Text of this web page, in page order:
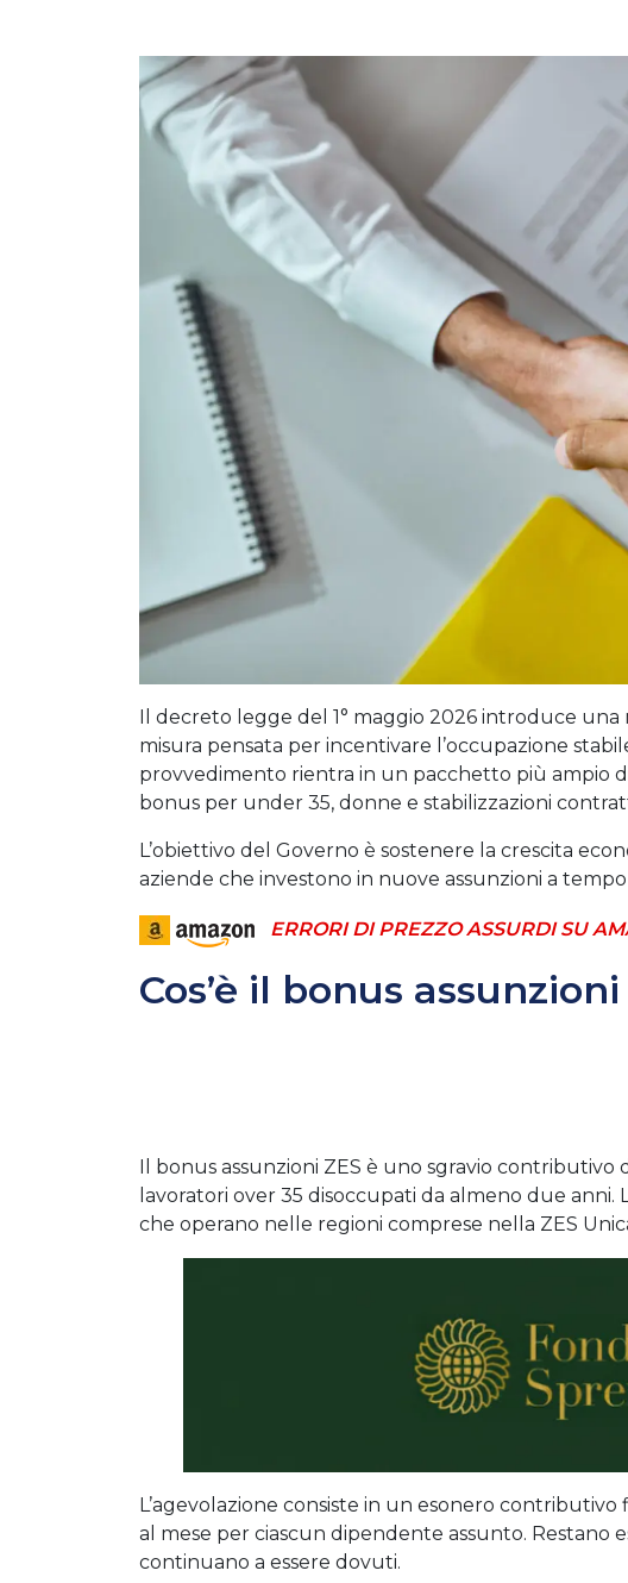
Il decreto legge del 1° maggio 2026 introduce una
misura pensata per incentivare l’occupazione
provvedimento rientra in un pacchetto più ampio
bonus per under 35, donne e stabilizzazioni
L’obiettivo del Governo è sostenere la crescita
aziende che investono in nuove assunzioni a
ERRORI DI PREZZO ASSURDI SU
Cos’è il bonus assunzioni
Il bonus assunzioni ZES è uno sgravio contributivo
lavoratori over 35 disoccupati da almeno due
che operano nelle regioni comprese nella ZES
L’agevolazione consiste in un esonero
al mese per ciascun dipendente assunto. Restano
continuano a essere dovuti.